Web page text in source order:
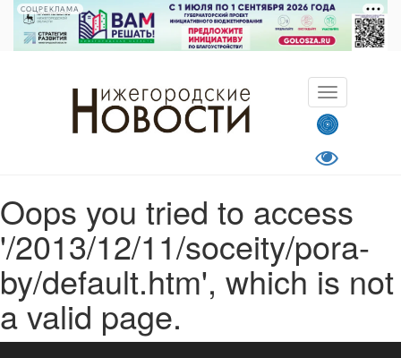
СОЦРЕКЛАМА
Oops you tried to access
'/2013/12/11/soceity/pora-
by/default.htm', which is not
a valid page.